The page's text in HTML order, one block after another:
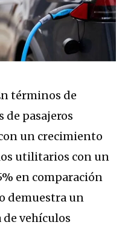
términos de
de pasajeros
un crecimiento
utilitarios con un
en comparación
demuestra un
vehículos